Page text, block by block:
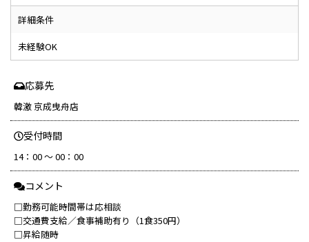
詳細条件
未経験OK
応募先
韓激 京成曳舟店
受付時間
14：00 ～ 00：00
コメント
□勤務可能時間帯は応相談
□交通費支給／食事補助有り（1食350円）
□昇給随時